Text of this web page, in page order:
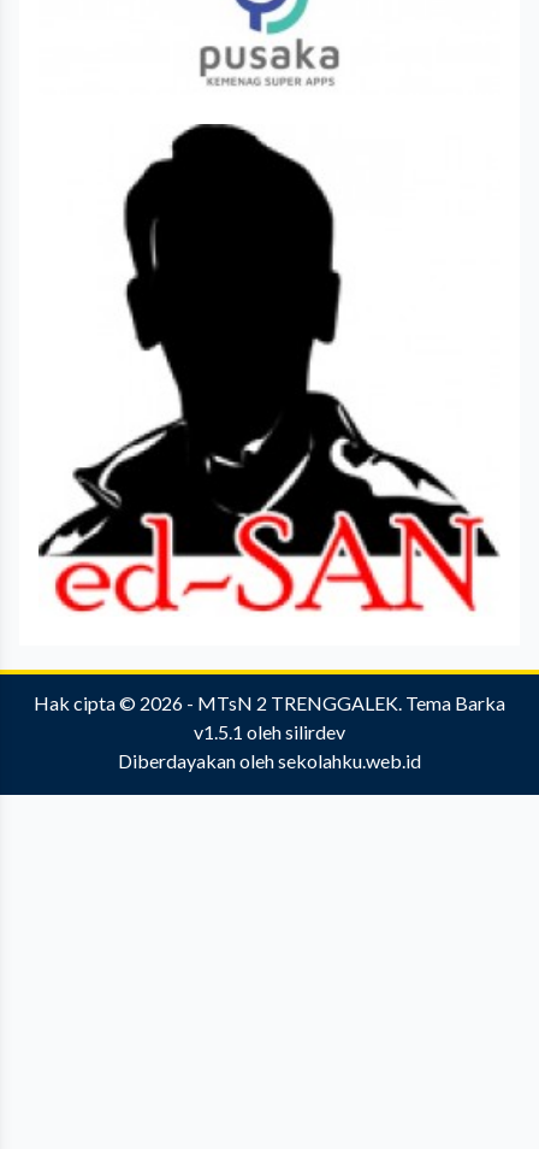
Hak cipta © 2026 - MTsN 2 TRENGGALEK. Tema Barka
v1.5.1 olehsilirdev
Diberdayakan olehsekolahku.web.id